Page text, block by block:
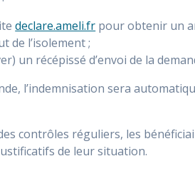
declare.ameli.fr pour obtenir un
de l’isolement ;
un récépissé d’envoi de la
l’indemnisation sera
contrôles réguliers, les
de leur situation.